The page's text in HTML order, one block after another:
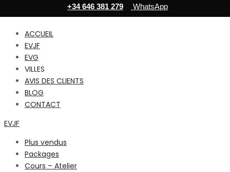
ACCUEIL
EVJF
EVG
VILLES
AVIS DES CLIENTS
BLOG
CONTACT
EVJF
Plus vendus
Packages
Cours – Atelier
+34 646 381 279 WhatsApp